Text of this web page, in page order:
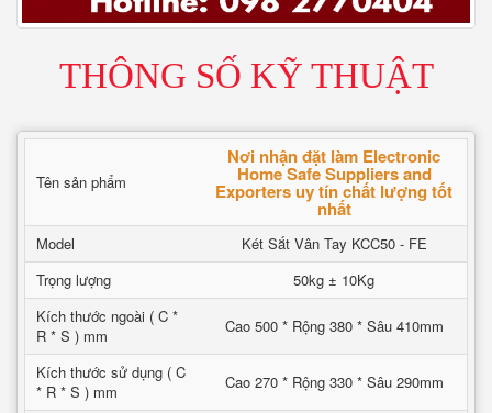
THÔNG SỐ KỸ THUẬT
Tên sản phẩm
Nơi nhận đặt làm Electronic
Home Safe Suppliers and
Exporters uy tín chất lượng tốt
nhất
Model
Két Sắt Vân Tay KCC50 - FE
Trọng lượng
50kg ± 10Kg
Kích thước ngoài ( C *
R * S ) mm
Cao 500 * Rộng 380 * Sâu 410mm
Kích thước sử dụng ( C
* R * S ) mm
Cao 270 * Rộng 330 * Sâu 290mm